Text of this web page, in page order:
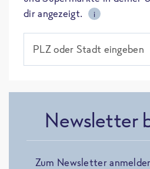
dir angezeigt.
i
PLZ oder Stadt eingeben
Newsletter
Zum Newsletter